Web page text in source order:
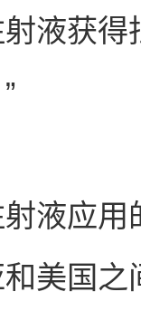
液获
液应
美国